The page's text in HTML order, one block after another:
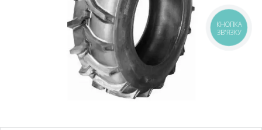
КНОПКА
ЗВ'ЯЗКУ